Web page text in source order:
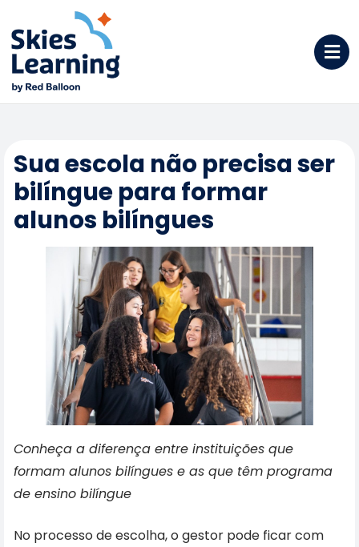
Sua escola não precisa ser
bilíngue para formar
alunos bilíngues
Conheça a diferença entre instituições que
formam alunos bilíngues e as que têm programa
de ensino bilíngue
No processo de escolha, o gestor pode ficar com